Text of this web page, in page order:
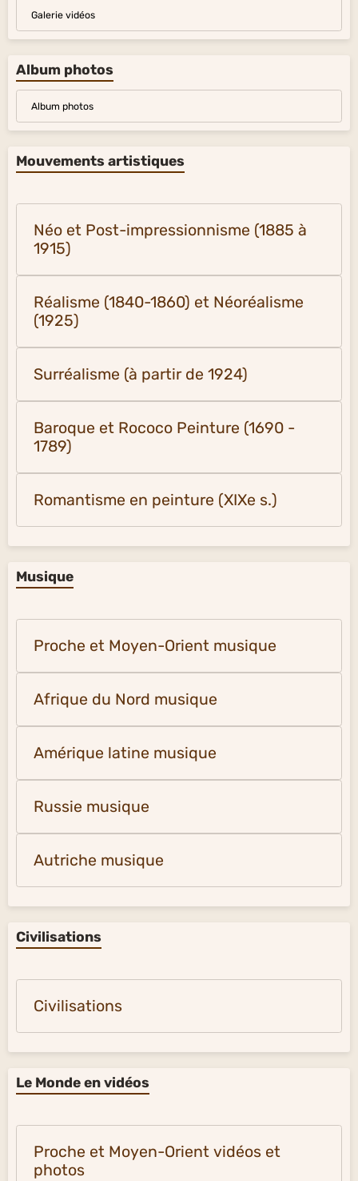
Galerie vidéos
Album photos
Album photos
Mouvements artistiques
Néo et Post-impressionnisme (1885 à
1915)
Réalisme (1840-1860) et Néoréalisme
(1925)
Surréalisme (à partir de 1924)
Baroque et Rococo Peinture (1690 -
1789)
Romantisme en peinture (XIXe s.)
Musique
Proche et Moyen-Orient musique
Afrique du Nord musique
Amérique latine musique
Russie musique
Autriche musique
Civilisations
Civilisations
Le Monde en vidéos
Proche et Moyen-Orient vidéos et
photos